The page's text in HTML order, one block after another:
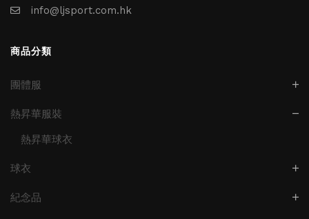
info@ljsport.com.hk
商品分類
團體服
熱昇華服裝
熱昇華球衣
球衣
紀念品